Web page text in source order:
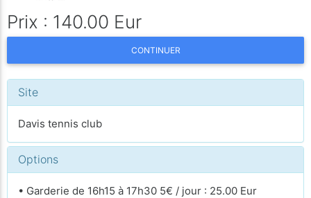
Prix : 140.00 Eur
CONTINUER
Site
Davis tennis club
Options
• Garderie de 16h15 à 17h30 5€ / jour : 25.00 Eur